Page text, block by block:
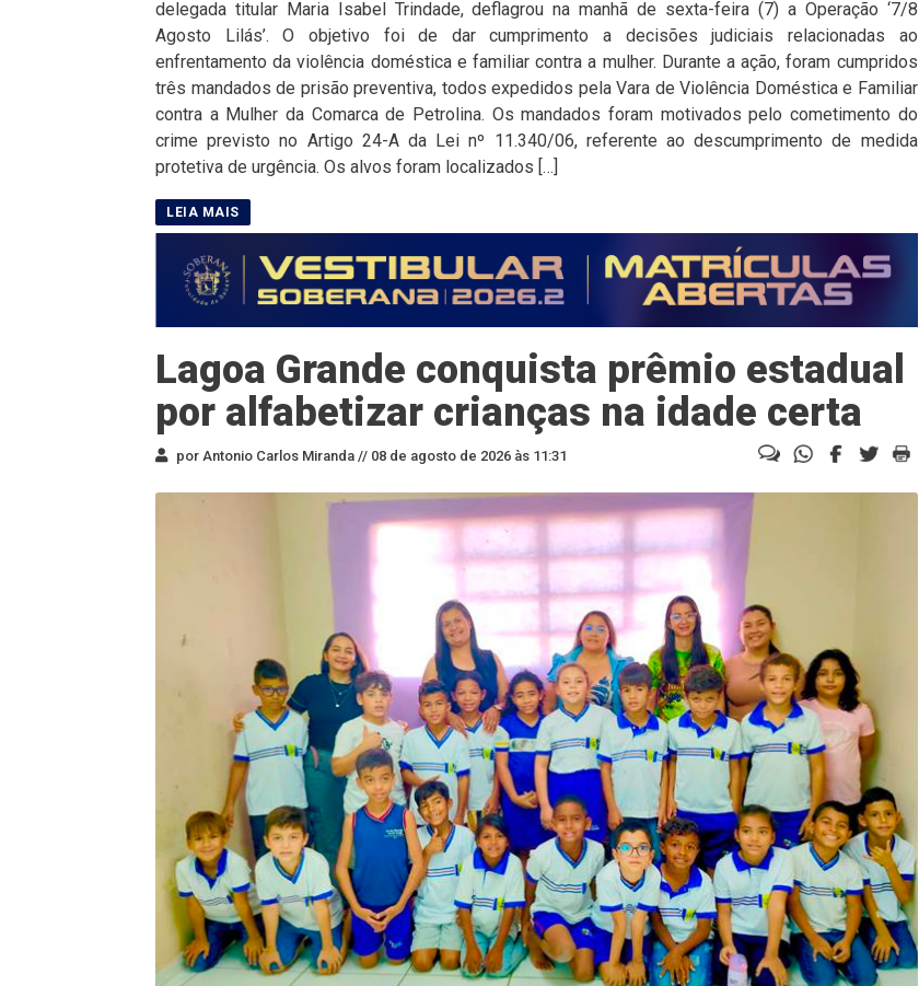
delegada titular Maria Isabel Trindade, deflagrou na manhã de sexta-feira (7) a Operação ‘7/8
Agosto Lilás’. O objetivo foi de dar cumprimento a decisões judiciais relacionadas ao
enfrentamento da violência doméstica e familiar contra a mulher. Durante a ação, foram cumpridos
três mandados de prisão preventiva, todos expedidos pela Vara de Violência Doméstica e Familiar
contra a Mulher da Comarca de Petrolina. Os mandados foram motivados pelo cometimento do
crime previsto no Artigo 24-A da Lei nº 11.340/06, referente ao descumprimento de medida
protetiva de urgência. Os alvos foram localizados […]
Lagoa Grande conquista prêmio estadual
por alfabetizar crianças na idade certa
por Antonio Carlos Miranda // 08 de agosto de 2026 às 11:31